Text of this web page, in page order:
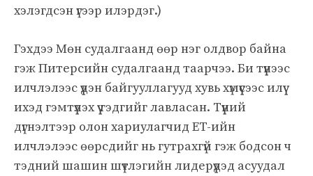
хэлэгдсэн үгээр илэрдэг.)
Гэхдээ Мөн судалгаанд өөр нэг олдвор байна
гэж Питерсийн судалгаанд таарчээ. Би түүнээс
илчлэлээс үүдэн байгууллагууд хувь хүмүүсээс илүү
ихэд гэмтүүлэх үү гэдгийг лавласан. Түүний
дүгнэлтээр олон хариулагчид ET-ийн
илчлэлээс өөрсдийг нь гутрахгүй гэж бодсон ч
тэдний шашин шүтлэгийн лидерүүдэд асуудал